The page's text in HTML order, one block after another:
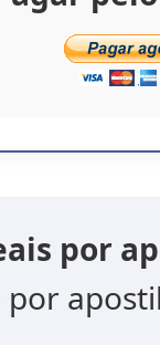
por
por